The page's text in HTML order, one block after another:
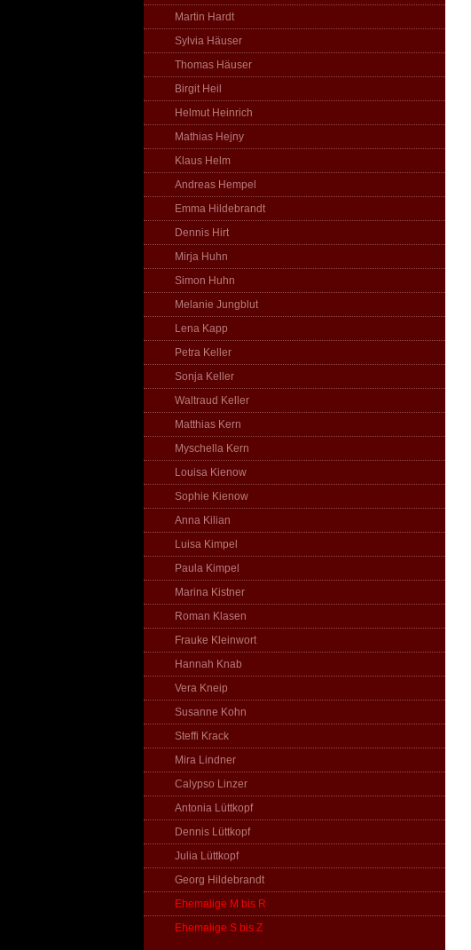
Martin Hardt
Sylvia Häuser
Thomas Häuser
Birgit Heil
Helmut Heinrich
Mathias Hejny
Klaus Helm
Andreas Hempel
Emma Hildebrandt
Dennis Hirt
Mirja Huhn
Simon Huhn
Melanie Jungblut
Lena Kapp
Petra Keller
Sonja Keller
Waltraud Keller
Matthias Kern
Myschella Kern
Louisa Kienow
Sophie Kienow
Anna Kilian
Luisa Kimpel
Paula Kimpel
Marina Kistner
Roman Klasen
Frauke Kleinwort
Hannah Knab
Vera Kneip
Susanne Kohn
Steffi Krack
Mira Lindner
Calypso Linzer
Antonia Lüttkopf
Dennis Lüttkopf
Julia Lüttkopf
Georg Hildebrandt
Ehemalige M bis R
Ehemalige S bis Z